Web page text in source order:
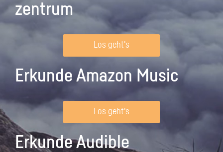
zentrum
Los geht's
Erkunde Amazon Music
Los geht's
Erkunde Audible